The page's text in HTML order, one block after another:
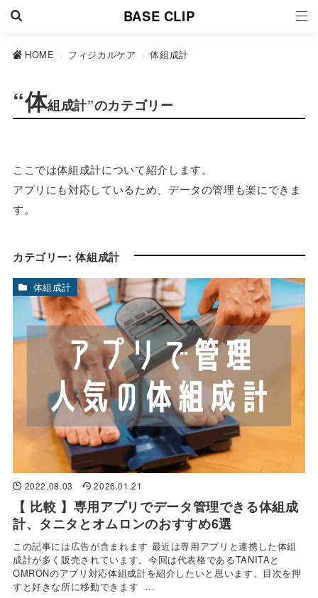
BASE CLIP
HOME > フィジカルケア > 体組成計
“体組成計”のカテゴリー
ここでは体組成計について紹介します。
アプリにも対応しているため、データの管理も楽にできま
す。
カテゴリー:体組成計
2022.08.03 2026.01.21
【 比較 】専用アプリでデータ管理できる体組成
計、タニタとオムロンのおすすめ6選
この記事には広告が含まれます 最近は専用アプリと連携した体組
成計が多く販売されています。今回は代表格であるTANITAと
OMRONのアプリ対応体組成計を紹介したいと思います。目次を押
すと好きな所に移動できます ...
体組成計